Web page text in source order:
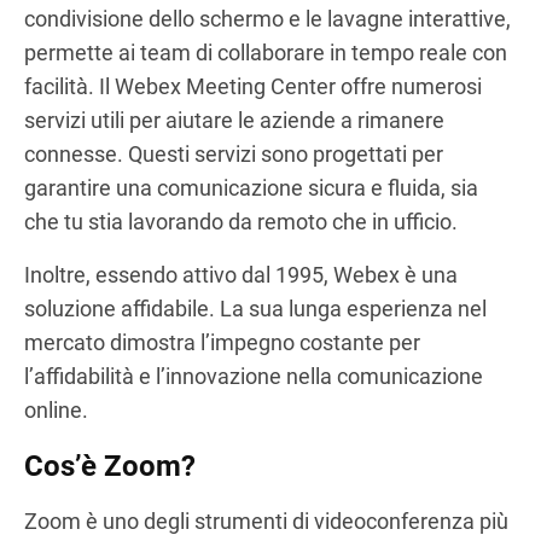
condivisione dello schermo e le lavagne interattive,
permette ai team di collaborare in tempo reale con
facilità. Il Webex Meeting Center offre numerosi
servizi utili per aiutare le aziende a rimanere
connesse. Questi servizi sono progettati per
garantire una comunicazione sicura e fluida, sia
che tu stia lavorando da remoto che in ufficio.
Inoltre, essendo attivo dal 1995, Webex è una
soluzione affidabile. La sua lunga esperienza nel
mercato dimostra l’impegno costante per
l’affidabilità e l’innovazione nella comunicazione
online.
Cos’è Zoom?
Zoom è uno degli strumenti di videoconferenza più